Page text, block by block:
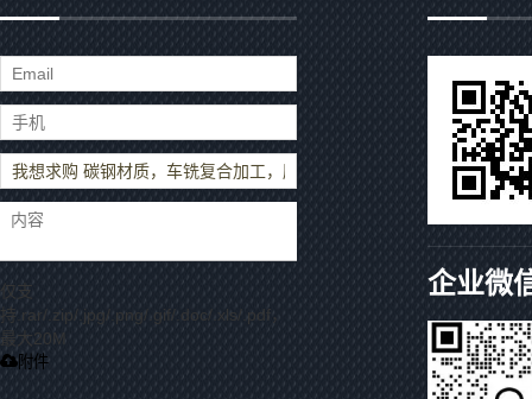
仅支
持.rar/.zip/.jpg/.png/.gif/.doc/.xls/.pdf，
最大20M
附件
企业微